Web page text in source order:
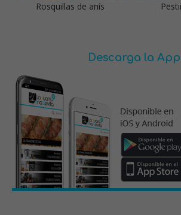
Rosquillas de anís
Descarga la App